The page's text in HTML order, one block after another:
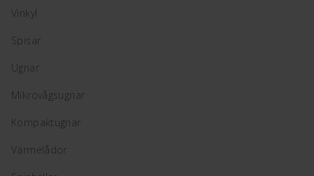
Vinkyl
Spisar
Ugnar
Mikrovågsugnar
Kompaktugnar
Värmelådor